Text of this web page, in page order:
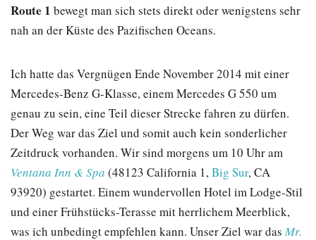
Route 1 bewegt man sich stets direkt oder wenigstens sehr
nah an der Küste des Pazifischen Oceans.
Ich hatte das Vergnügen Ende November 2014 mit einer
Mercedes-Benz G-Klasse, einem Mercedes G 550 um
genau zu sein, eine Teil dieser Strecke fahren zu dürfen.
Der Weg war das Ziel und somit auch kein sonderlicher
Zeitdruck vorhanden. Wir sind morgens um 10 Uhr am
Ventana Inn & Spa (48123 California 1,Big Sur, CA
93920) gestartet. Einem wundervollen Hotel im Lodge-Stil
und einer Frühstücks-Terasse mit herrlichem Meerblick,
was ich unbedingt empfehlen kann. Unser Ziel war das Mr.